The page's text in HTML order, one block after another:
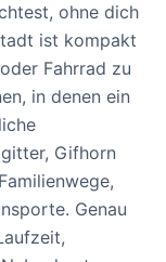
ohne dich
ist kompakt
Fahrrad zu
in denen ein
Gifhorn
Genau